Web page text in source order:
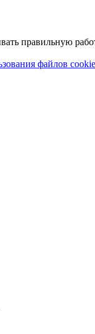
правильную
файлов cookie